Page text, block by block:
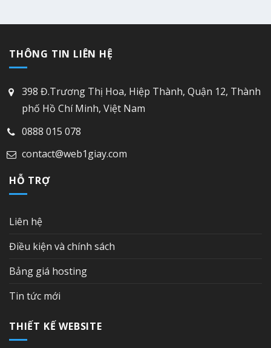
THÔNG TIN LIÊN HỆ
398 Đ.Trương Thị Hoa, Hiệp Thành, Quận 12, Thành
phố Hồ Chí Minh, Việt Nam
0888 015 078
contact@web1giay.com
HỖ TRỢ
Liên hệ
Điều kiện và chính sách
Bảng giá hosting
Tin tức mới
THIẾT KẾ WEBSITE